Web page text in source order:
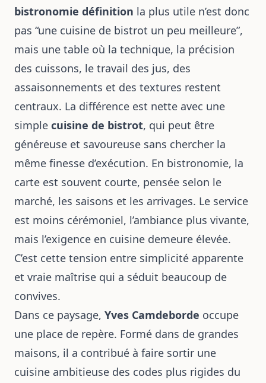
bistronomie définition la plus utile n’est donc
pas “une cuisine de bistrot un peu meilleure”,
mais une table où la technique, la précision
des cuissons, le travail des jus, des
assaisonnements et des textures restent
centraux. La différence est nette avec une
simple cuisine de bistrot, qui peut être
généreuse et savoureuse sans chercher la
même finesse d’exécution. En bistronomie, la
carte est souvent courte, pensée selon le
marché, les saisons et les arrivages. Le service
est moins cérémoniel, l’ambiance plus vivante,
mais l’exigence en cuisine demeure élevée.
C’est cette tension entre simplicité apparente
et vraie maîtrise qui a séduit beaucoup de
convives.
Dans ce paysage, Yves Camdeborde occupe
une place de repère. Formé dans de grandes
maisons, il a contribué à faire sortir une
cuisine ambitieuse des codes plus rigides du